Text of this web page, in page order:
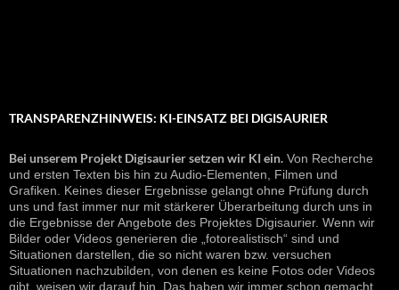
TRANSPARENZHINWEIS: KI-EINSATZ BEI DIGISAURIER
Bei unserem Projekt Digisaurier setzen wir KI ein. Von Recherche
und ersten Texten bis hin zu Audio-Elementen, Filmen und
Grafiken. Keines dieser Ergebnisse gelangt ohne Prüfung durch
uns und fast immer nur mit stärkerer Überarbeitung durch uns in
die Ergebnisse der Angebote des Projektes Digisaurier. Wenn wir
Bilder oder Videos generieren die „fotorealistisch“ sind und
Situationen darstellen, die so nicht waren bzw. versuchen
Situationen nachzubilden, von denen es keine Fotos oder Videos
gibt, weisen wir darauf hin. Das haben wir immer schon gemacht,